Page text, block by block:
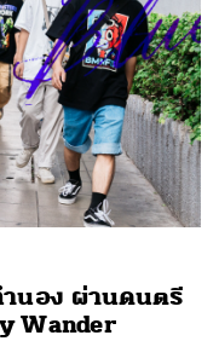
ำนอง ผ่านดนตรี
Wander
EMAIL